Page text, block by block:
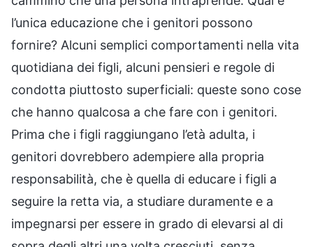
l’unica educazione che i genitori possono
fornire? Alcuni semplici comportamenti nella vita
quotidiana dei figli, alcuni pensieri e regole di
condotta piuttosto superficiali: queste sono cose
che hanno qualcosa a che fare con i genitori.
Prima che i figli raggiungano l’età adulta, i
genitori dovrebbero adempiere alla propria
responsabilità, che è quella di educare i figli a
seguire la retta via, a studiare duramente e a
impegnarsi per essere in grado di elevarsi al di